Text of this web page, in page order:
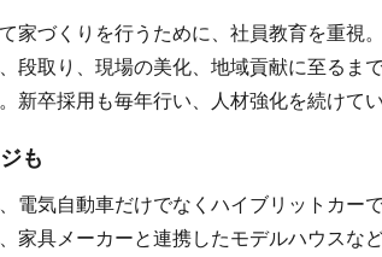
家づくりを行うために、社員教育を重視
段取り、現場の美化、地域貢献に至るま
新卒採用も毎年行い、人材強化を続けてい
も
電気自動車だけでなくハイブリットカー
家具メーカーと連携したモデルハウスな